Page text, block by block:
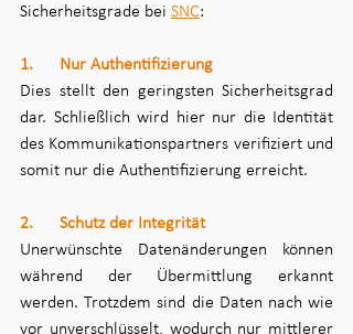
Sicherheitsgrade bei SNC:
1.      Nur Authentifizierung
Dies stellt den geringsten Sicherheitsgrad
dar. Schließlich wird hier nur die Identität
des Kommunikationspartners verifiziert und
somit nur die Authentifizierung erreicht.
2.      Schutz der Integrität
Unerwünschte Datenänderungen können
während der Übermittlung erkannt
werden. Trotzdem sind die Daten nach wie
vor unverschlüsselt, wodurch nur mittlerer